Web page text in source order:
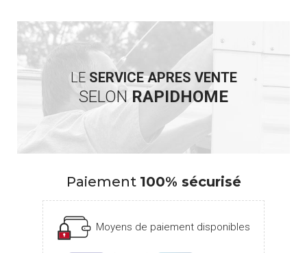
LE SERVICE APRES VENTE
SELON RAPIDHOME
Paiement 100% sécurisé
Moyens de paiement disponibles